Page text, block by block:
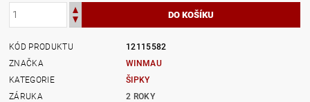
KÓD PRODUKTU
12115582
ZNAČKA
WINMAU
KATEGORIE
ŠIPKY
ZÁRUKA
2 ROKY